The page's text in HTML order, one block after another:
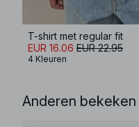
T-shirt met regular fit
EUR 16.06 EUR 22.95
4 Kleuren
Anderen